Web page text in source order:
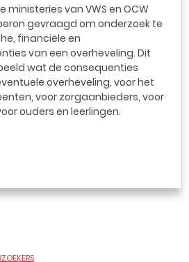
ministeries van VWS en OCW
gevraagd om onderzoek te
financiële en
van een overheveling. Dit
wat de consequenties
overheveling, voor het
voor zorgaanbieders, voor
ouders en leerlingen.